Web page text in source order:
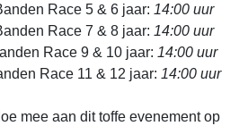
Race 5 & 6 jaar: 14:00 uur
Race 7 & 8 jaar: 14:00 uur
Race 9 & 10 jaar: 14:00 uur
Race 11 & 12 jaar: 14:00 uur
mee aan dit toffe evenement op